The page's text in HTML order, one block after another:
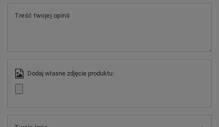
Treść twojej opinii
Dodaj własne zdjęcie produktu: